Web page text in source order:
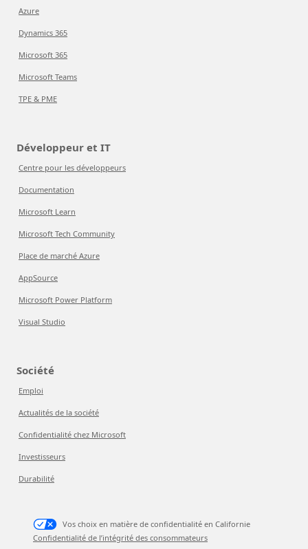
Azure
Dynamics 365
Microsoft 365
Microsoft Teams
TPE & PME
Développeur et IT
Centre pour les développeurs
Documentation
Microsoft Learn
Microsoft Tech Community
Place de marché Azure
AppSource
Microsoft Power Platform
Visual Studio
Société
Emploi
Actualités de la société
Confidentialité chez Microsoft
Investisseurs
Durabilité
Vos choix en matière de confidentialité en Californie
Confidentialité de l’intégrité des consommateurs